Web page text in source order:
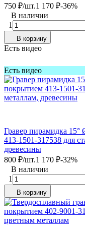
750 ₽/шт.1 170 ₽-36%
В наличии
1
В корзину
Есть видео
Есть видео
Гравер пирамидка
413-1501-317538 для
древесины
800 ₽/шт.1 170 ₽-32%
В наличии
1
В корзину